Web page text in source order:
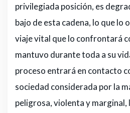
privilegiada posición, es
bajo de esta cadena, lo que lo
viaje vital que lo confrontará
mantuvo durante toda a su
proceso entrará en contacto
sociedad considerada por la
peligrosa, violenta y marginal,